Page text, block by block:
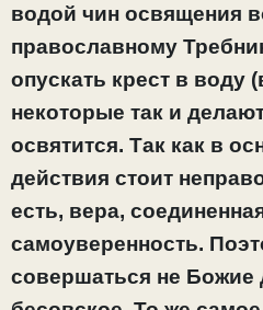
водой чин освящения
православному
опускать крест в воду
некоторые так и
освятится. Так как в
действия стоит
есть, вера,
самоуверенность.
совершаться не Божие